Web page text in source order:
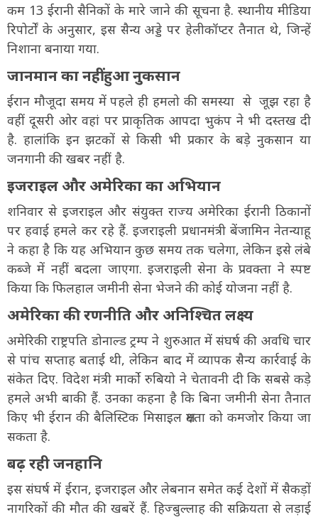
कम 13 ईरानी सैनिकों के मारे जाने की सूचना है. स्थानीय मीडिया
रिपोर्टों के अनुसार, इस सैन्य अड्डे पर हेलीकॉप्टर तैनात थे, जिन्हें
निशाना बनाया गया.
जानमान का नहीं हुआ नुकसान
ईरान मौजूदा समय में पहले ही हमलो की समस्या से जूझ रहा है
वहीं दूसरी ओर वहां पर प्राकृतिक आपदा भुकंप ने भी दस्तख दी
है. हालांकि इन झटकों से किसी भी प्रकार के बडे़ नुकसान या
जनगानी की खबर नहीं है.
इजराइल और अमेरिका का अभियान
शनिवार से इजराइल और संयुक्त राज्य अमेरिका ईरानी ठिकानों
पर हवाई हमले कर रहे हैं. इजराइली प्रधानमंत्री बेंजामिन नेतन्याहू
ने कहा है कि यह अभियान कुछ समय तक चलेगा, लेकिन इसे लंबे
कब्जे में नहीं बदला जाएगा. इजराइली सेना के प्रवक्ता ने स्पष्ट
किया कि फिलहाल जमीनी सेना भेजने की कोई योजना नहीं है.
अमेरिका की रणनीति और अनिश्चित लक्ष्य
अमेरिकी राष्ट्रपति डोनाल्ड ट्रम्प ने शुरुआत में संघर्ष की अवधि चार
से पांच सप्ताह बताई थी, लेकिन बाद में व्यापक सैन्य कार्रवाई के
संकेत दिए. विदेश मंत्री मार्को रुबियो ने चेतावनी दी कि सबसे कड़े
हमले अभी बाकी हैं. उनका कहना है कि बिना जमीनी सेना तैनात
किए भी ईरान की बैलिस्टिक मिसाइल क्षमता को कमजोर किया जा
सकता है.
बढ़ रही जनहानि
इस संघर्ष में ईरान, इजराइल और लेबनान समेत कई देशों में सैकड़ों
नागरिकों की मौत की खबरें हैं. हिज्बुल्लाह की सक्रियता से लड़ाई